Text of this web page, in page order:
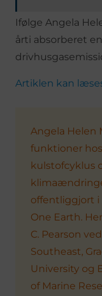
Ifølge Angela
årti absorberet
Artiklen kan
Angela Helen
funktioner
kulstofcyklus
offentliggjort
One Earth.
C. Pearson
Southeast,
University og
of Marine